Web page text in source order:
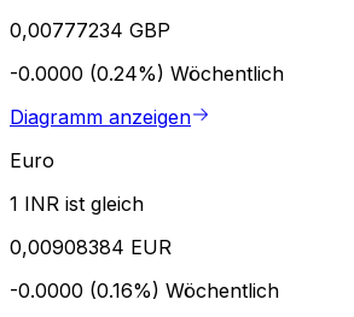
0,00777234 GBP
-0.0000 (0.24%) Wöchentlich
Diagramm anzeigen
Euro
1 INR ist gleich
0,00908384 EUR
-0.0000 (0.16%) Wöchentlich